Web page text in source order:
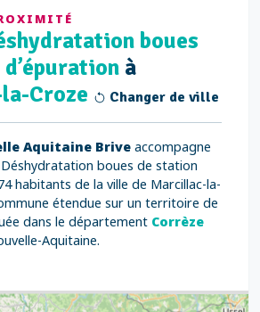
boues
à
Croze
Changer de ville
Aquitaine Brive accompagne
boues de station
habitants de la ville de Marcillac-la-
étendue sur un territoire de
dans le département Corrèze
Aquitaine.